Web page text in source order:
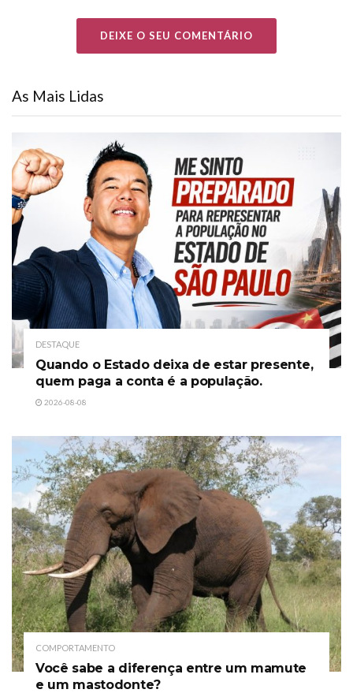
DEIXE O SEU COMENTÁRIO
As Mais Lidas
DESTAQUE
Quando o Estado deixa de estar presente,
quem paga a conta é a população.
2026-08-08
COMPORTAMENTO
Você sabe a diferença entre um mamute
e um mastodonte?